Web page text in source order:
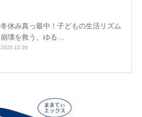
冬休み真っ最中！子どもの生活リズム
崩壊を救う、ゆる…
2025.12.26